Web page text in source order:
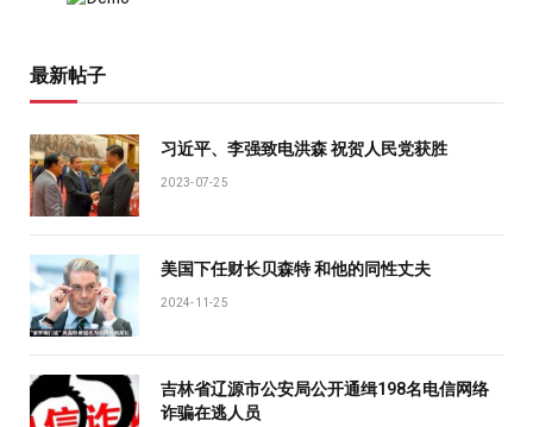
最新帖子
习近平、李强致电洪森 祝贺人民党获胜
2023-07-25
美国下任财长贝森特 和他的同性丈夫
2024-11-25
吉林省辽源市公安局公开通缉198名电信网络
诈骗在逃人员